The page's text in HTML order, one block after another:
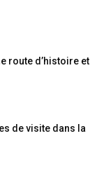
route d’histoire et
de visite dans la